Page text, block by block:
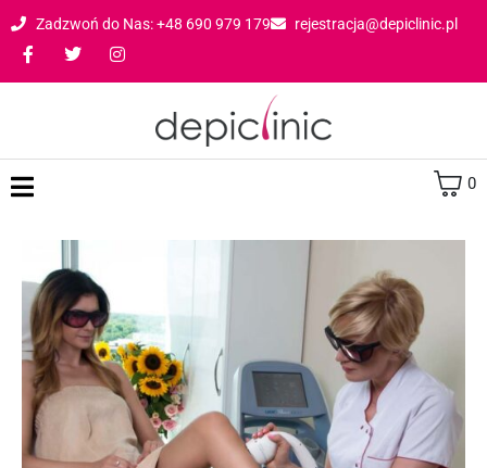
Zadzwoń do Nas: +48 690 979 179 rejestracja@depiclinic.pl
0